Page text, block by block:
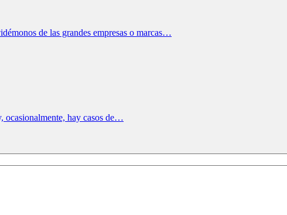
de las grandes empresas o marcas…
ocasionalmente, hay casos de…